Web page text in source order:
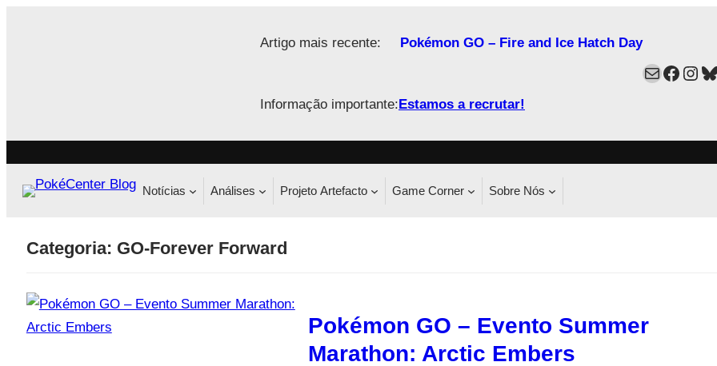
Artigo mais recente: Pokémon GO – Fire and Ice Hatch Day
Informação importante:Estamos a recrutar!
Mail
Notícias Análises Projeto Artefacto Game Corner Sobre Nós
Categoria: GO-Forever Forward
Pokémon GO – Evento Summer
Marathon: Arctic Embers